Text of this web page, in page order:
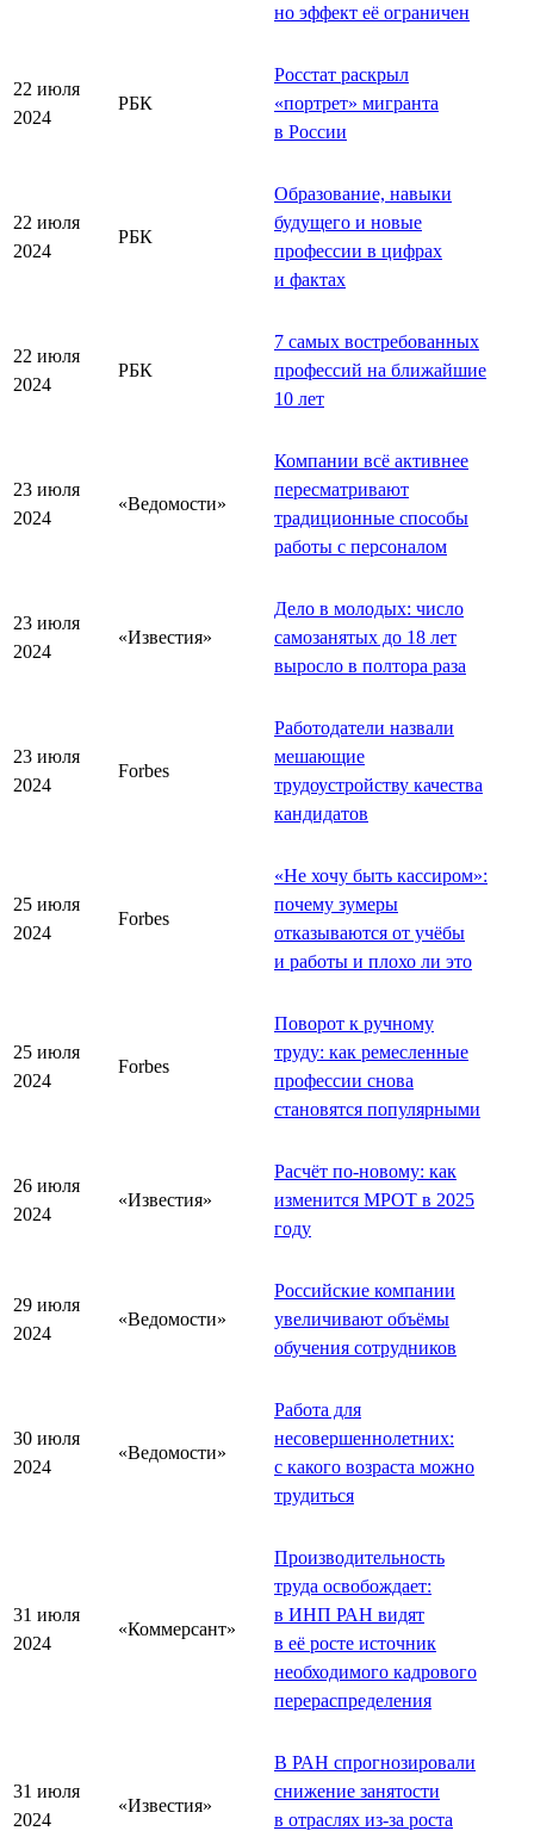
но эффект её ограничен
22 июля
2024
РБК
Росстат раскрыл
«портрет» мигранта
в России
22 июля
2024
РБК
Образование, навыки
будущего и новые
профессии в цифрах
и фактах
22 июля
2024
РБК
7 самых востребованных
профессий на ближайшие
10 лет
23 июля
2024
«Ведомости»
Компании всё активнее
пересматривают
традиционные способы
работы с персоналом
23 июля
2024
«Известия»
Дело в молодых: число
самозанятых до 18 лет
выросло в полтора раза
23 июля
2024
Forbes
Работодатели назвали
мешающие
трудоустройству качества
кандидатов
25 июля
2024
Forbes
«Не хочу быть кассиром»:
почему зумеры
отказываются от учёбы
и работы и плохо ли это
25 июля
2024
Forbes
Поворот к ручному
труду: как ремесленные
профессии снова
становятся популярными
26 июля
2024
«Известия»
Расчёт по-новому: как
изменится МРОТ в 2025
году
29 июля
2024
«Ведомости»
Российские компании
увеличивают объёмы
обучения сотрудников
30 июля
2024
«Ведомости»
Работа для
несовершеннолетних:
с какого возраста можно
трудиться
31 июля
2024
«Коммерсант»
Производительность
труда освобождает:
в ИНП РАН видят
в её росте источник
необходимого кадрового
перераспределения
31 июля
2024
«Известия»
В РАН спрогнозировали
снижение занятости
в отраслях из-за роста